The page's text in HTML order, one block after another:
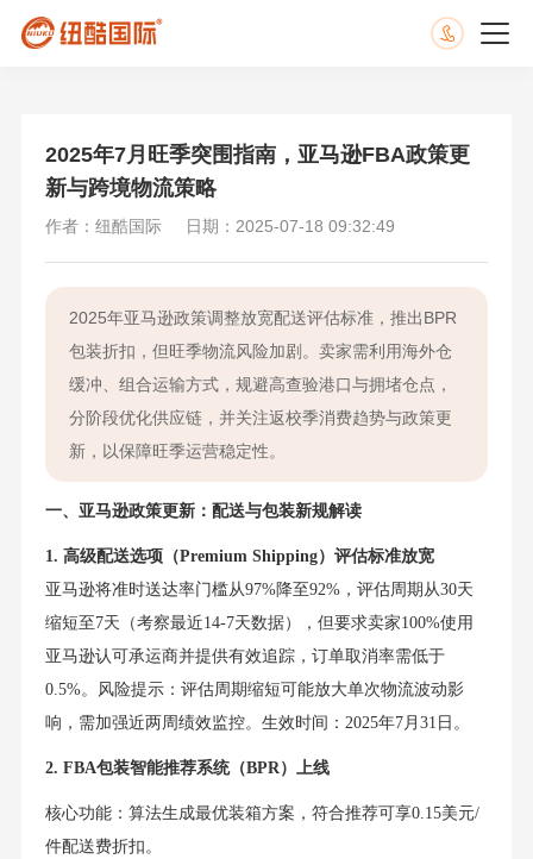
2025年7月旺季突围指南，亚马逊FBA政策更
新与跨境物流策略
作者：纽酷国际 日期：2025-07-18 09:32:49
2025年亚马逊政策调整放宽配送评估标准，推出BPR
包装折扣，但旺季物流风险加剧。卖家需利用海外仓
缓冲、组合运输方式，规避高查验港口与拥堵仓点，
分阶段优化供应链，并关注返校季消费趋势与政策更
新，以保障旺季运营稳定性。
一、亚马逊政策更新：配送与包装新规解读
1. 高级配送选项（Premium Shipping）评估标准放宽
亚马逊将准时送达率门槛从97%降至92%，评估周期从30天
缩短至7天（考察最近14-7天数据），但要求卖家100%使用
亚马逊认可承运商并提供有效追踪，订单取消率需低于
0.5%。风险提示：评估周期缩短可能放大单次物流波动影
响，需加强近两周绩效监控。生效时间：2025年7月31日。
2. FBA包装智能推荐系统（BPR）上线
核心功能：算法生成最优装箱方案，符合推荐可享0.15美元/
件配送费折扣。